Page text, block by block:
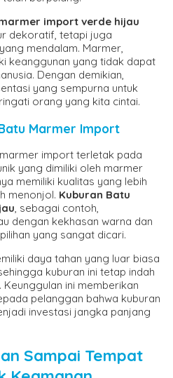
import verde hijau
dekoratif, tetapi juga
mendalam. Marmer,
keanggunan yang tidak dapat
Dengan demikian,
yang sempurna untuk
orang yang kita cintai.
Marmer Import
import terletak pada
yang dimiliki oleh marmer
memiliki kualitas yang lebih
menonjol. Kuburan Batu
, sebagai contoh,
dengan kekhasan warna dan
yang sangat dicari.
daya tahan yang luar biasa
kuburan ini tetap indah
ini memberikan
pelanggan bahwa kuburan
investasi jangka panjang
Sampai Tempat